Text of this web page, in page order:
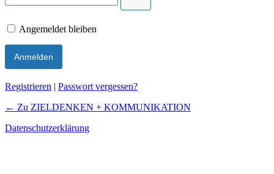
Angemeldet bleiben
Registrieren | Passwort vergessen?
← Zu ZIELDENKEN + KOMMUNIKATION
Datenschutzerklärung